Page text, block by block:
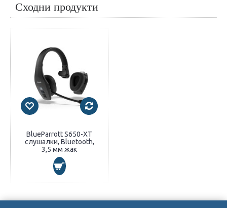
Сходни продукти
BlueParrott S650-XT
слушалки, Bluetooth,
3,5 мм жак